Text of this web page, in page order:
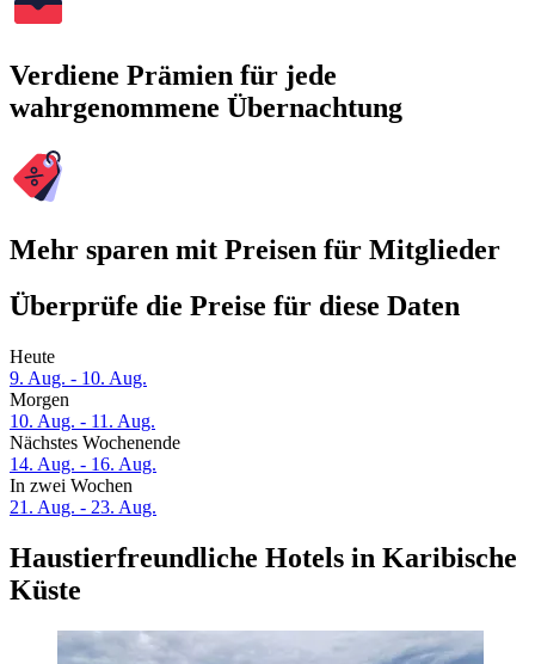
Verdiene Prämien für jede
wahrgenommene Übernachtung
Mehr sparen mit Preisen für Mitglieder
Überprüfe die Preise für diese Daten
Heute
9. Aug. - 10. Aug.
Morgen
10. Aug. - 11. Aug.
Nächstes Wochenende
14. Aug. - 16. Aug.
In zwei Wochen
21. Aug. - 23. Aug.
Haustierfreundliche Hotels in Karibische
Küste